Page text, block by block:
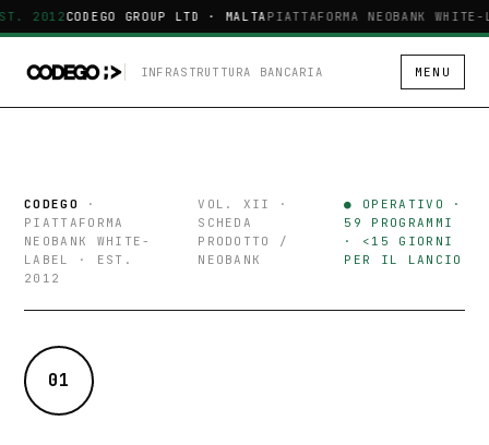
2012CODEGO GROUP LTD · MALTAPIATTAFORMA NEOBANK WHITE-
INFRASTRUTTURA BANCARIA MENU
CODEGO ·
PIATTAFORMA
NEOBANK WHITE-
LABEL · EST.
2012
VOL. XII ·
SCHEDA
PRODOTTO /
NEOBANK
● OPERATIVO ·
59 PROGRAMMI
· <15 GIORNI
PER IL LANCIO
01